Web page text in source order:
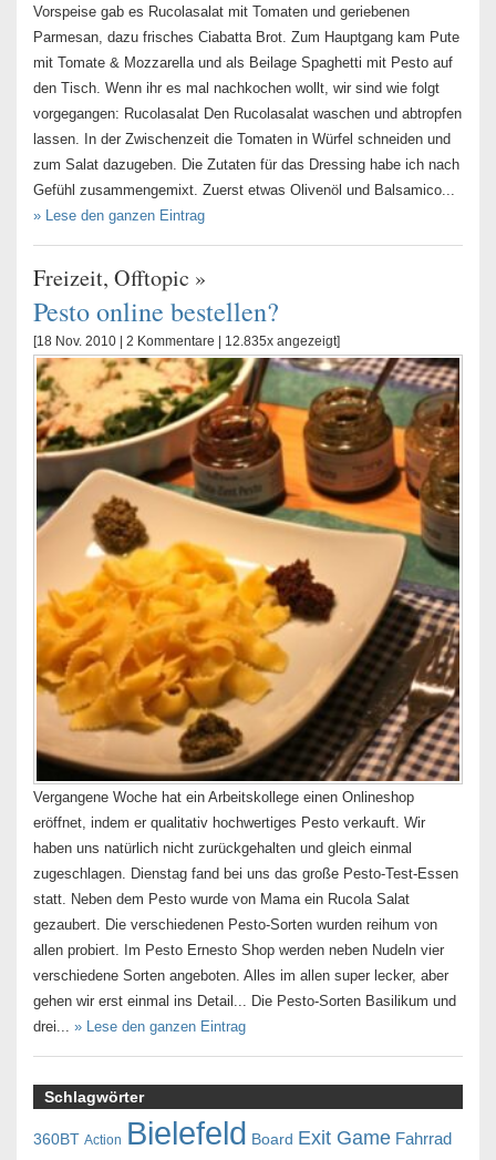
Vorspeise gab es Rucolasalat mit Tomaten und geriebenen
Parmesan, dazu frisches Ciabatta Brot. Zum Hauptgang kam Pute
mit Tomate & Mozzarella und als Beilage Spaghetti mit Pesto auf
den Tisch. Wenn ihr es mal nachkochen wollt, wir sind wie folgt
vorgegangen: Rucolasalat Den Rucolasalat waschen und abtropfen
lassen. In der Zwischenzeit die Tomaten in Würfel schneiden und
zum Salat dazugeben. Die Zutaten für das Dressing habe ich nach
Gefühl zusammengemixt. Zuerst etwas Olivenöl und Balsamico...
» Lese den ganzen Eintrag
Freizeit, Offtopic »
Pesto online bestellen?
[18 Nov. 2010 | 2 Kommentare | 12.835x angezeigt]
Vergangene Woche hat ein Arbeitskollege einen Onlineshop
eröffnet, indem er qualitativ hochwertiges Pesto verkauft. Wir
haben uns natürlich nicht zurückgehalten und gleich einmal
zugeschlagen. Dienstag fand bei uns das große Pesto-Test-Essen
statt. Neben dem Pesto wurde von Mama ein Rucola Salat
gezaubert. Die verschiedenen Pesto-Sorten wurden reihum von
allen probiert. Im Pesto Ernesto Shop werden neben Nudeln vier
verschiedene Sorten angeboten. Alles im allen super lecker, aber
gehen wir erst einmal ins Detail... Die Pesto-Sorten Basilikum und
drei... » Lese den ganzen Eintrag
Schlagwörter
360BT Action Bielefeld Board Exit Game Fahrrad